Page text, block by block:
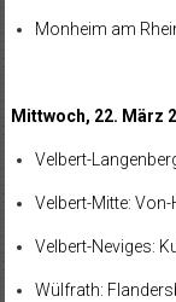
Monheim am
Mittwoch, 22. März
Velbert-
Velbert-Mitte:
Velbert-Neviges:
Wülfrath: